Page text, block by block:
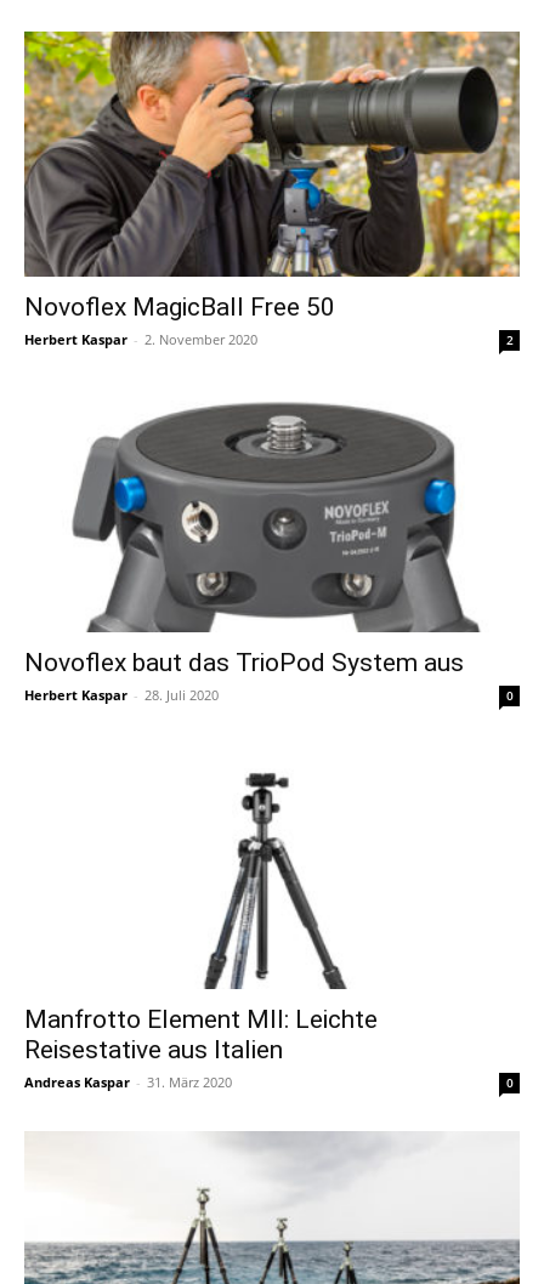
Novoflex MagicBall Free 50
Herbert Kaspar - 2. November 2020 2
Novoflex baut das TrioPod System aus
Herbert Kaspar - 28. Juli 2020 0
Manfrotto Element MII: Leichte
Reisestative aus Italien
Andreas Kaspar - 31. März 2020 0